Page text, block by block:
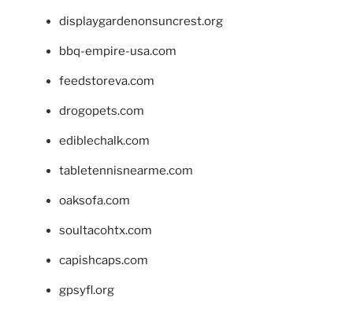
displaygardenonsuncrest.org
bbq-empire-usa.com
feedstoreva.com
drogopets.com
ediblechalk.com
tabletennisnearme.com
oaksofa.com
soultacohtx.com
capishcaps.com
gpsyfl.org